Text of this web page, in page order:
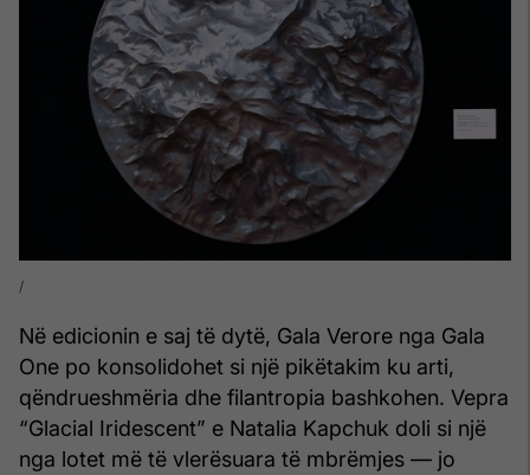
Në edicionin e saj të dytë, Gala Verore nga Gala
One po konsolidohet si një pikëtakim ku arti,
qëndrueshmëria dhe filantropia bashkohen. Vepra
“Glacial Iridescent” e Natalia Kapchuk doli si një
nga lotet më të vlerësuara të mbrëmjes — jo